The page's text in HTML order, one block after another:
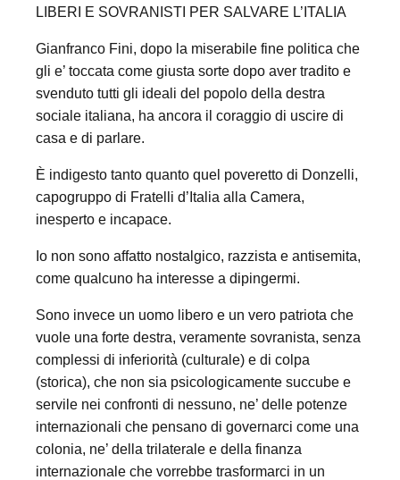
LIBERI E SOVRANISTI PER SALVARE L’ITALIA
Gianfranco Fini, dopo la miserabile fine politica che
gli e’ toccata come giusta sorte dopo aver tradito e
svenduto tutti gli ideali del popolo della destra
sociale italiana, ha ancora il coraggio di uscire di
casa e di parlare.
È indigesto tanto quanto quel poveretto di Donzelli,
capogruppo di Fratelli d’Italia alla Camera,
inesperto e incapace.
Io non sono affatto nostalgico, razzista e antisemita,
come qualcuno ha interesse a dipingermi.
Sono invece un uomo libero e un vero patriota che
vuole una forte destra, veramente sovranista, senza
complessi di inferiorità (culturale) e di colpa
(storica), che non sia psicologicamente succube e
servile nei confronti di nessuno, ne’ delle potenze
internazionali che pensano di governarci come una
colonia, ne’ della trilaterale e della finanza
internazionale che vorrebbe trasformarci in un